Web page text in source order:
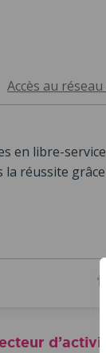
Accès au
en libre-
réussite